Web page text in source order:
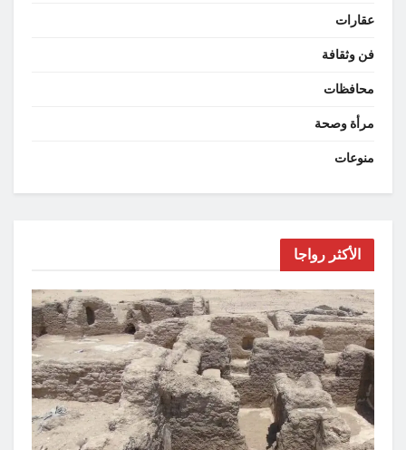
عقارات
فن وثقافة
محافظات
مرأة وصحة
منوعات
الأكثر رواجا